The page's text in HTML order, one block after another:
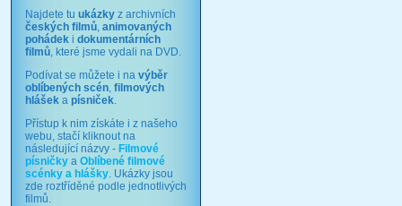
Najdete tu ukázky z archivních
českých filmů, animovaných
pohádek i dokumentárních
filmů, které jsme vydali na DVD.
Podívat se můžete i na výběr
oblíbených scén, filmových
hlášek a písniček.
Přístup k nim získáte i z našeho
webu, stačí kliknout na
následující názvy - Filmové
písničky a Oblíbené filmové
scénky a hlášky. Ukázky jsou
zde roztříděné podle jednotlivých
filmů.